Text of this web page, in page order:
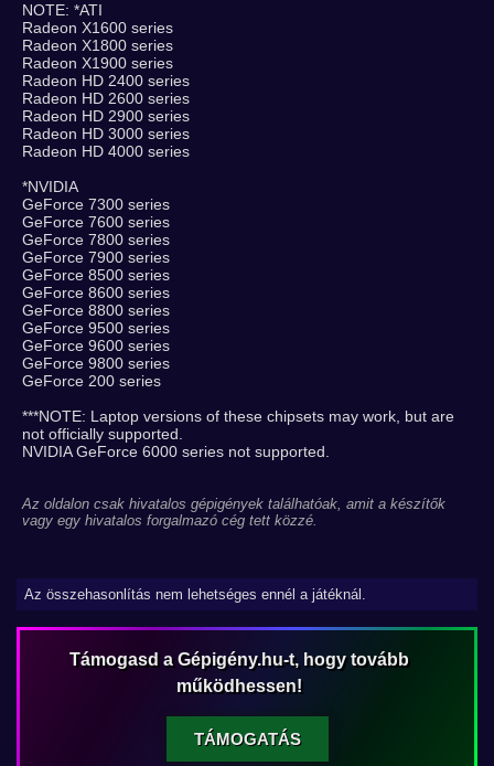
NOTE: *ATI
Radeon X1600 series
Radeon X1800 series
Radeon X1900 series
Radeon HD 2400 series
Radeon HD 2600 series
Radeon HD 2900 series
Radeon HD 3000 series
Radeon HD 4000 series
*NVIDIA
GeForce 7300 series
GeForce 7600 series
GeForce 7800 series
GeForce 7900 series
GeForce 8500 series
GeForce 8600 series
GeForce 8800 series
GeForce 9500 series
GeForce 9600 series
GeForce 9800 series
GeForce 200 series
***NOTE: Laptop versions of these chipsets may work, but are
not officially supported.
NVIDIA GeForce 6000 series not supported.
Az oldalon csak hivatalos gépigények találhatóak, amit a készítők
vagy egy hivatalos forgalmazó cég tett közzé.
Az összehasonlítás nem lehetséges ennél a játéknál.
Támogasd a Gépigény.hu-t, hogy tovább
működhessen!
TÁMOGATÁS